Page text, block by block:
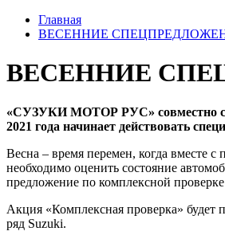
Главная
ВЕСЕННИЕ
ВЕСЕННИЕ
«СУЗУКИ МОТОР РУС» совместно с
2021 года начинает действовать
Весна – время перемен, когда вместе
необходимо оценить состояние
предложение по комплексной
Акция «Комплексная проверка» будет
ряд Suzuki.